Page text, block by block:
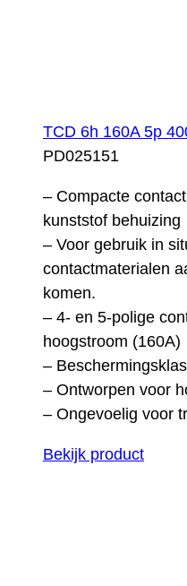
TCD 6h 160A 5p
PD025151
– Compacte
kunststof behuizing
– Voor gebruik in
contactmaterialen
komen.
– 4- en 5-polige
hoogstroom (160A)
–
– Ontworpen voor
– Ongevoelig voor
Bekijk product